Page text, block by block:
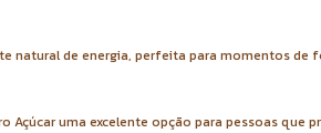
natural de energia, perfeita para momentos de
uma excelente opção para pessoas que